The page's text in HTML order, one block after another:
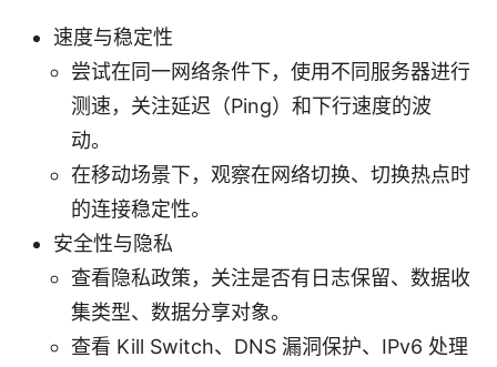
速度与稳定性
尝试在同一网络条件下，使用不同服务器进行
测速，关注延迟（Ping）和下行速度的波
动。
在移动场景下，观察在网络切换、切换热点时
的连接稳定性。
安全性与隐私
查看隐私政策，关注是否有日志保留、数据收
集类型、数据分享对象。
查看 Kill Switch、DNS 漏洞保护、IPv6 处理